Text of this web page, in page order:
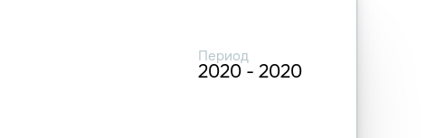
Период
2020 - 2020